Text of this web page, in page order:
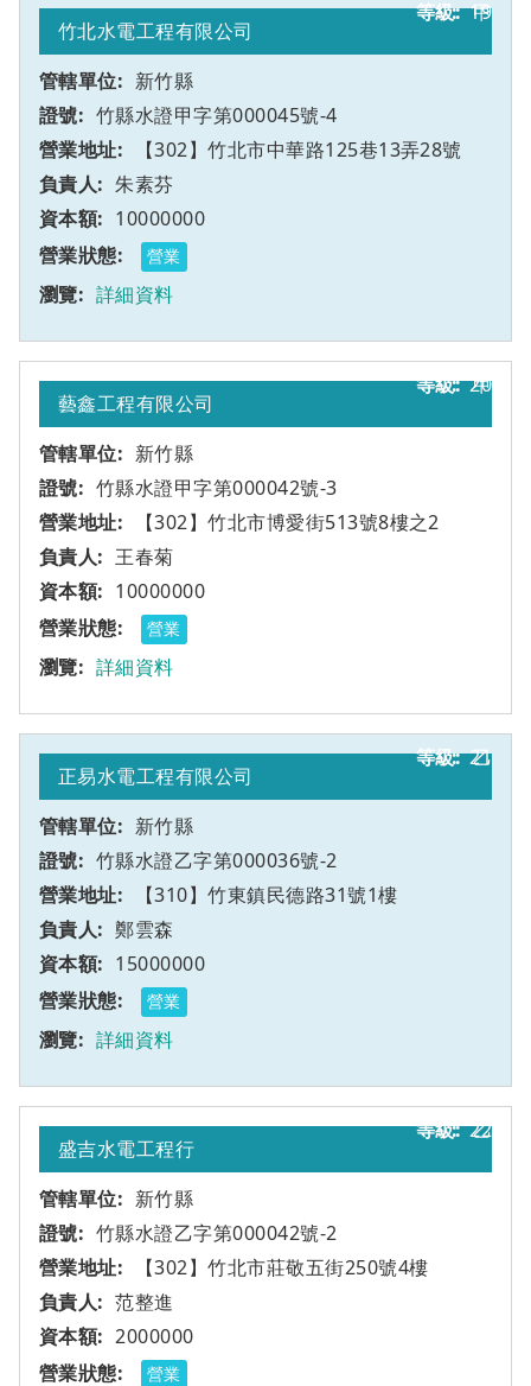
19
竹北水電工程有限公司
新竹縣
竹縣水證甲字第000045號-4
【302】竹北市中華路125巷13弄28號
甲
朱素芬
10000000
營業
詳細資料
20
藝鑫工程有限公司
新竹縣
竹縣水證甲字第000042號-3
【302】竹北市博愛街513號8樓之2
甲
王春菊
10000000
營業
詳細資料
21
正易水電工程有限公司
新竹縣
竹縣水證乙字第000036號-2
【310】竹東鎮民德路31號1樓
乙
鄭雲森
15000000
營業
詳細資料
22
盛吉水電工程行
新竹縣
竹縣水證乙字第000042號-2
【302】竹北市莊敬五街250號4樓
乙
范整進
2000000
營業